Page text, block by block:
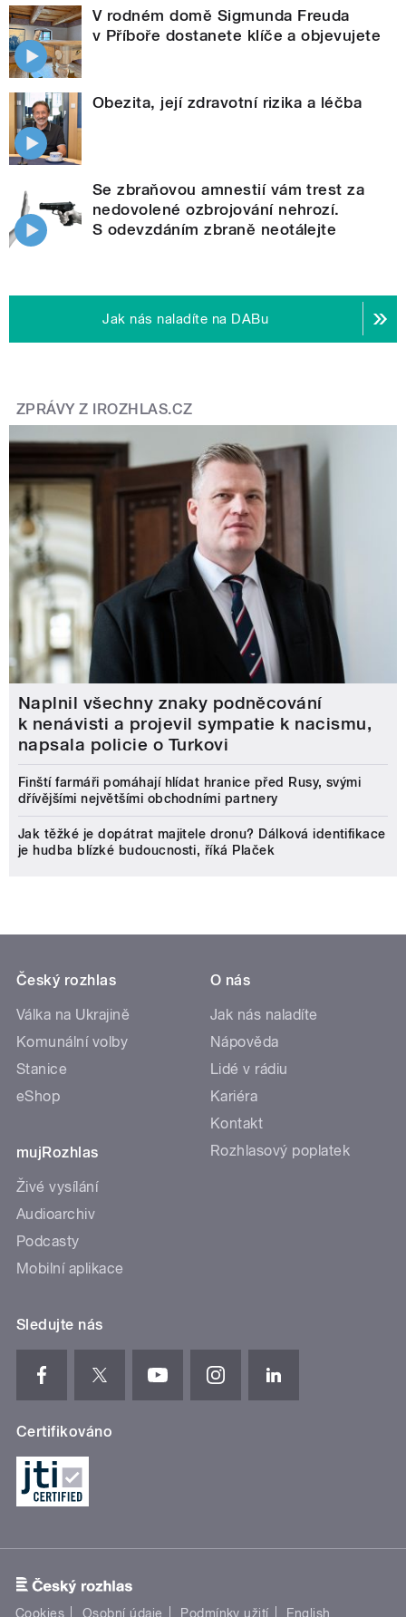
V rodném domě Sigmunda Freuda
v Příboře dostanete klíče a objevujete
Obezita, její zdravotní rizika a léčba
Se zbraňovou amnestií vám trest za
nedovolené ozbrojování nehrozí.
S odevzdáním zbraně neotálejte
Jak nás naladíte na DABu
ZPRÁVY Z IROZHLAS.CZ
Naplnil všechny znaky podněcování
k nenávisti a projevil sympatie k nacismu,
napsala policie o Turkovi
Finští farmáři pomáhají hlídat hranice před Rusy, svými
dřívějšími největšími obchodními partnery
Jak těžké je dopátrat majitele dronu? Dálková identifikace
je hudba blízké budoucnosti, říká Plaček
Český rozhlas
Válka na Ukrajině
Komunální volby
Stanice
eShop
mujRozhlas
Živé vysílání
Audioarchiv
Podcasty
Mobilní aplikace
O nás
Jak nás naladíte
Nápověda
Lidé v rádiu
Kariéra
Kontakt
Rozhlasový poplatek
Sledujte nás
Certifikováno
Cookies Osobní údaje Podmínky užití English